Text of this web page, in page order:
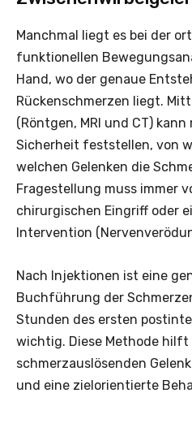
Manchmal liegt es bei der
funktionellen
Hand, wo der genaue
Rückenschmerzen liegt.
(Röntgen, MRI und CT)
Sicherheit feststellen, von
welchen Gelenken die
Fragestellung muss immer
chirurgischen Eingriff oder
Intervention
Nach Injektionen ist eine
Buchführung der
Stunden des ersten
wichtig. Diese Methode hilft
schmerzauslösenden
und eine zielorientierte